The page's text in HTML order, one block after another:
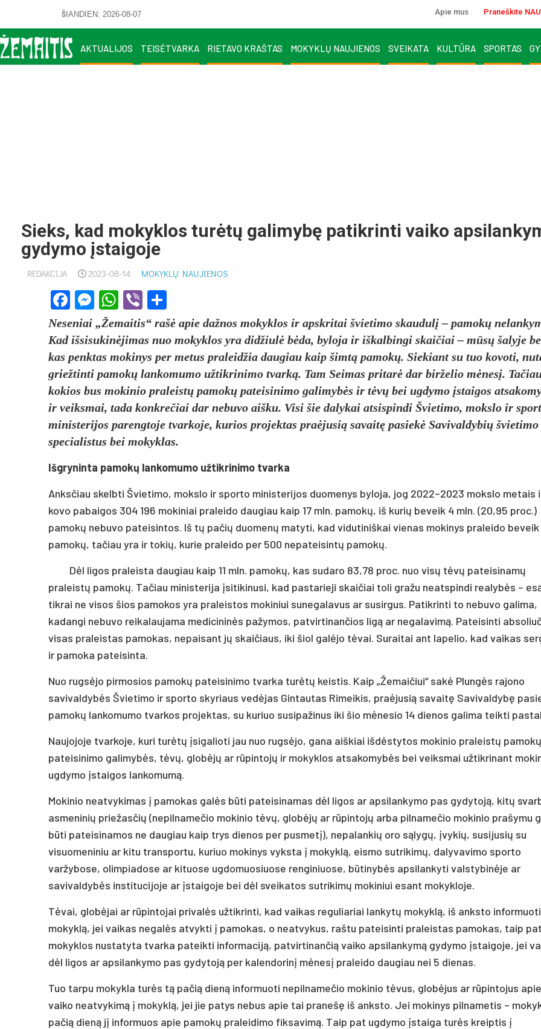
ŠIANDIEN: 2026-08-07 Apie mus Praneškite
AKTUALIJOS TEISĖTVARKA RIETAVO KRAŠTAS MOKYKLŲ NAUJIENOS SVEIKATA KULTŪRA SPORTAS
Sieks, kad mokyklos turėtų galimybę patikrinti vaiko
gydymo įstaigoje
REDAKCIJA 2023-08-14 MOKYKLŲ NAUJIENOS
Facebook
Messenger
WhatsApp
Viber
Neseniai „Žemaitis“ rašė apie dažnos mokyklos ir apskritai švietimo skaudulį – pamokų
Kad išsisukinėjimas nuo mokyklos yra didžiulė bėda, byloja ir iškalbingi skaičiai – mūsų šalyje
kas penktas mokinys per metus praleidžia daugiau kaip šimtą pamokų. Siekiant su tuo kovoti,
griežtinti pamokų lankomumo užtikrinimo tvarką. Tam Seimas pritarė dar birželio mėnesį.
kokios bus mokinio praleistų pamokų pateisinimo galimybės ir tėvų bei ugdymo įstaigos
ir veiksmai, tada konkrečiai dar nebuvo aišku. Visi šie dalykai atsispindi Švietimo, mokslo ir
ministerijos parengtoje tvarkoje, kurios projektas praėjusią savaitę pasiekė Savivaldybių švietimo
specialistus bei mokyklas.
Išgryninta pamokų lankomumo užtikrinimo tvarka
Anksčiau skelbti Švietimo, mokslo ir sporto ministerijos duomenys byloja, jog 2022–2023 mokslo metais
kovo pabaigos 304 196 mokiniai praleido daugiau kaip 17 mln. pamokų, iš kurių beveik 4 mln. (20,95 proc.)
pamokų nebuvo pateisintos. Iš tų pačių duomenų matyti, kad vidutiniškai vienas mokinys praleido beveik
pamokų, tačiau yra ir tokių, kurie praleido per 500 nepateisintų pamokų.
Dėl ligos praleista daugiau kaip 11 mln. pamokų, kas sudaro 83,78 proc. nuo visų tėvų pateisinamų
praleistų pamokų. Tačiau ministerija įsitikinusi, kad pastarieji skaičiai toli gražu neatspindi realybės –
tikrai ne visos šios pamokos yra praleistos mokiniui sunegalavus ar susirgus. Patikrinti to nebuvo galima,
kadangi nebuvo reikalaujama medicininės pažymos, patvirtinančios ligą ar negalavimą. Pateisinti
visas praleistas pamokas, nepaisant jų skaičiaus, iki šiol galėjo tėvai. Suraitai ant lapelio, kad vaikas
ir pamoka pateisinta.
Nuo rugsėjo pirmosios pamokų pateisinimo tvarka turėtų keistis. Kaip „Žemaičiui“ sakė Plungės rajono
savivaldybės Švietimo ir sporto skyriaus vedėjas Gintautas Rimeikis, praėjusią savaitę Savivaldybę
pamokų lankomumo tvarkos projektas, su kuriuo susipažinus iki šio mėnesio 14 dienos galima teikti
Naujojoje tvarkoje, kuri turėtų įsigalioti jau nuo rugsėjo, gana aiškiai išdėstytos mokinio praleistų pamokų
pateisinimo galimybės, tėvų, globėjų ar rūpintojų ir mokyklos atsakomybės bei veiksmai užtikrinant
ugdymo įstaigos lankomumą.
Mokinio neatvykimas į pamokas galės būti pateisinamas dėl ligos ar apsilankymo pas gydytoją, kitų
asmeninių priežasčių (nepilnamečio mokinio tėvų, globėjų ar rūpintojų arba pilnamečio mokinio prašymu
būti pateisinamos ne daugiau kaip trys dienos per pusmetį), nepalankių oro sąlygų, įvykių, susijusių su
visuomeniniu ar kitu transportu, kuriuo mokinys vyksta į mokyklą, eismo sutrikimų, dalyvavimo sporto
varžybose, olimpiadose ar kituose ugdomuosiuose renginiuose, būtinybės apsilankyti valstybinėje ar
savivaldybės institucijoje ar įstaigoje bei dėl sveikatos sutrikimų mokiniui esant mokykloje.
Tėvai, globėjai ar rūpintojai privalės užtikrinti, kad vaikas reguliariai lankytų mokyklą, iš anksto informuoti
mokyklą, jei vaikas negalės atvykti į pamokas, o neatvykus, raštu pateisinti praleistas pamokas, taip
mokyklos nustatyta tvarka pateikti informaciją, patvirtinančią vaiko apsilankymą gydymo įstaigoje, jei
dėl ligos ar apsilankymo pas gydytoją per kalendorinį mėnesį praleido daugiau nei 5 dienas.
Tuo tarpu mokykla turės tą pačią dieną informuoti nepilnamečio mokinio tėvus, globėjus ar rūpintojus
vaiko neatvykimą į mokyklą, jei jie patys nebus apie tai pranešę iš anksto. Jei mokinys pilnametis –
pačią dieną jį informuos apie pamokų praleidimo fiksavimą. Taip pat ugdymo įstaiga turės kreiptis į